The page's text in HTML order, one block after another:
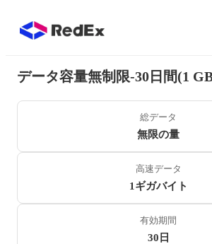
データ容量無制限-30日間(1
総データ
無限の量
高速データ
1ギガバイト
有効期間
30日